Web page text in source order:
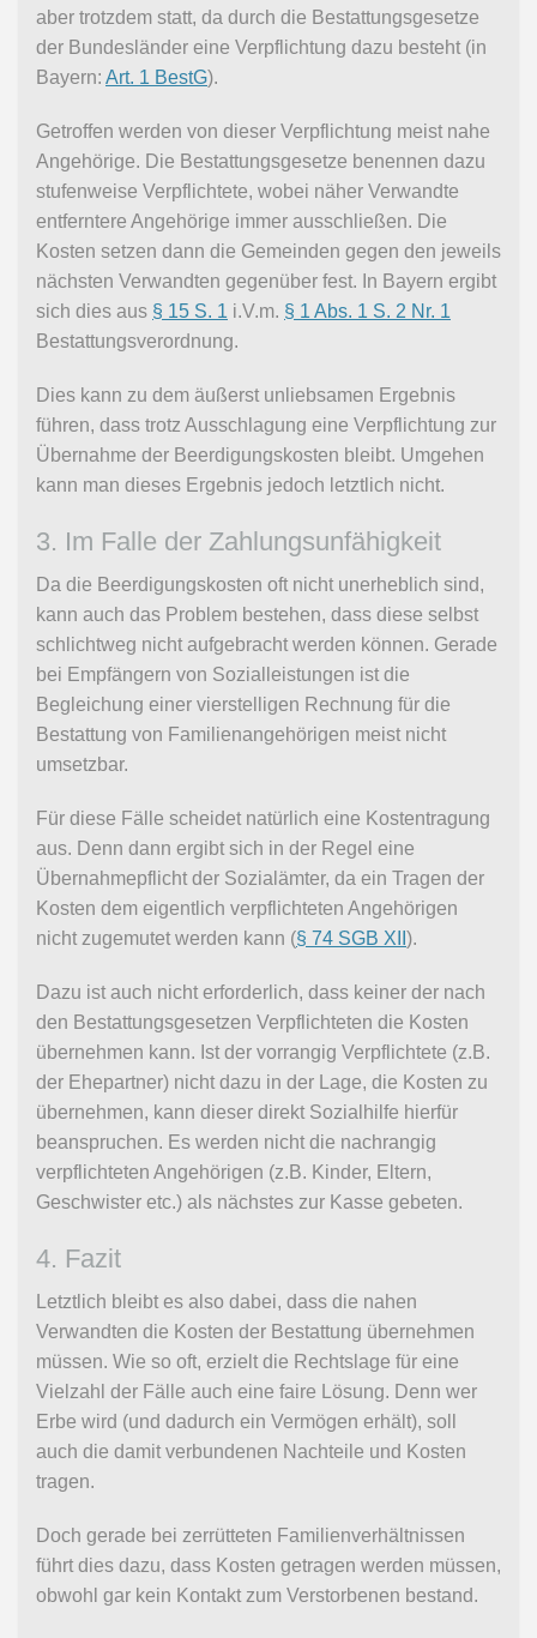
aber trotzdem statt, da durch die Bestattungsgesetze
der Bundesländer eine Verpflichtung dazu besteht (in
Bayern: Art. 1 BestG).
Getroffen werden von dieser Verpflichtung meist nahe
Angehörige. Die Bestattungsgesetze benennen dazu
stufenweise Verpflichtete, wobei näher Verwandte
entferntere Angehörige immer ausschließen. Die
Kosten setzen dann die Gemeinden gegen den jeweils
nächsten Verwandten gegenüber fest. In Bayern ergibt
sich dies aus § 15 S. 1 i.V.m. § 1 Abs. 1 S. 2 Nr. 1
Bestattungsverordnung.
Dies kann zu dem äußerst unliebsamen Ergebnis
führen, dass trotz Ausschlagung eine Verpflichtung zur
Übernahme der Beerdigungskosten bleibt. Umgehen
kann man dieses Ergebnis jedoch letztlich nicht.
3. Im Falle der Zahlungsunfähigkeit
Da die Beerdigungskosten oft nicht unerheblich sind,
kann auch das Problem bestehen, dass diese selbst
schlichtweg nicht aufgebracht werden können. Gerade
bei Empfängern von Sozialleistungen ist die
Begleichung einer vierstelligen Rechnung für die
Bestattung von Familienangehörigen meist nicht
umsetzbar.
Für diese Fälle scheidet natürlich eine Kostentragung
aus. Denn dann ergibt sich in der Regel eine
Übernahmepflicht der Sozialämter, da ein Tragen der
Kosten dem eigentlich verpflichteten Angehörigen
nicht zugemutet werden kann (§ 74 SGB XII ).
Dazu ist auch nicht erforderlich, dass keiner der nach
den Bestattungsgesetzen Verpflichteten die Kosten
übernehmen kann. Ist der vorrangig Verpflichtete (z.B.
der Ehepartner) nicht dazu in der Lage, die Kosten zu
übernehmen, kann dieser direkt Sozialhilfe hierfür
beanspruchen. Es werden nicht die nachrangig
verpflichteten Angehörigen (z.B. Kinder, Eltern,
Geschwister etc.) als nächstes zur Kasse gebeten.
4. Fazit
Letztlich bleibt es also dabei, dass die nahen
Verwandten die Kosten der Bestattung übernehmen
müssen. Wie so oft, erzielt die Rechtslage für eine
Vielzahl der Fälle auch eine faire Lösung. Denn wer
Erbe wird (und dadurch ein Vermögen erhält), soll
auch die damit verbundenen Nachteile und Kosten
tragen.
Doch gerade bei zerrütteten Familienverhältnissen
führt dies dazu, dass Kosten getragen werden müssen,
obwohl gar kein Kontakt zum Verstorbenen bestand.